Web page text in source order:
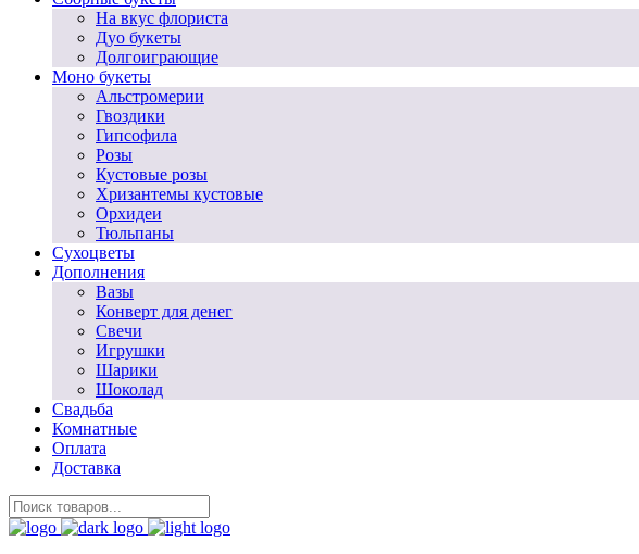
На вкус флориста
Дуо букеты
Долгоиграющие
Моно букеты
Альстромерии
Гвоздики
Гипсофила
Розы
Кустовые розы
Хризантемы кустовые
Орхидеи
Тюльпаны
Сухоцветы
Дополнения
Вазы
Конверт для денег
Свечи
Игрушки
Шарики
Шоколад
Свадьба
Комнатные
Оплата
Доставка